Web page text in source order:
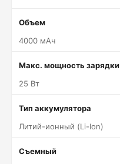
Объем
4000 мАч
Макс. мощность зарядки
25 Вт
Тип аккумулятора
Литий-ионный (Li-Ion)
Съемный